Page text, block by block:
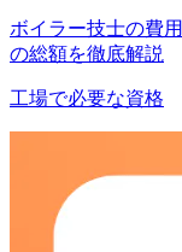
ボイラー技士の費
の総額を徹底解説
工場で必要な資格